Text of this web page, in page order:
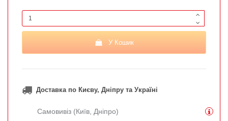
У Кошик
Доставка по Києву, Дніпру та Україні
Самовивіз (Київ, Дніпро)